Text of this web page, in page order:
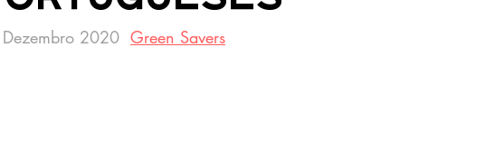
2020 Green Savers